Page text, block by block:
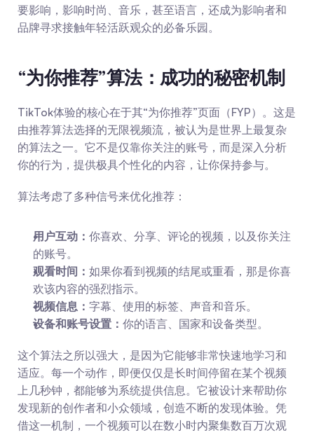
要影响，影响时尚、音乐，甚至语言，还成为影响者和
品牌寻求接触年轻活跃观众的必备乐园。
“为你推荐”算法：成功的秘密机制
TikTok体验的核心在于其“为你推荐”页面（FYP）。这是
由推荐算法选择的无限视频流，被认为是世界上最复杂
的算法之一。它不是仅靠你关注的账号，而是深入分析
你的行为，提供极具个性化的内容，让你保持参与。
算法考虑了多种信号来优化推荐：
用户互动： 你喜欢、分享、评论的视频，以及你关注
的账号。
观看时间： 如果你看到视频的结尾或重看，那是你喜
欢该内容的强烈指示。
视频信息： 字幕、使用的标签、声音和音乐。
设备和账号设置： 你的语言、国家和设备类型。
这个算法之所以强大，是因为它能够非常快速地学习和
适应。每一个动作，即便仅仅是长时间停留在某个视频
上几秒钟，都能够为系统提供信息。它被设计来帮助你
发现新的创作者和小众领域，创造不断的发现体验。凭
借这一机制，一个视频可以在数小时内聚集数百万次观